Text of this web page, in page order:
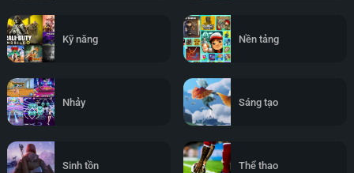
Kỹ năng Nền tảng
Nhảy Sáng tạo
Sinh tồn Thể thao